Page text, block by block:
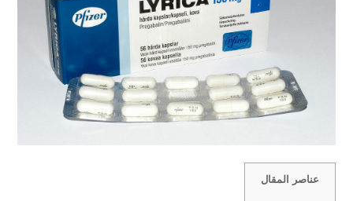
عناصر المقال